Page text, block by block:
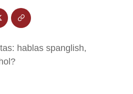
hablas spanglish,